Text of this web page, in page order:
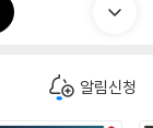
알림신청